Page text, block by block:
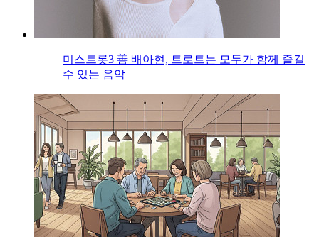
미스트롯3 善 배아현, 트로트는 모두가 함께 즐길
수 있는 음악